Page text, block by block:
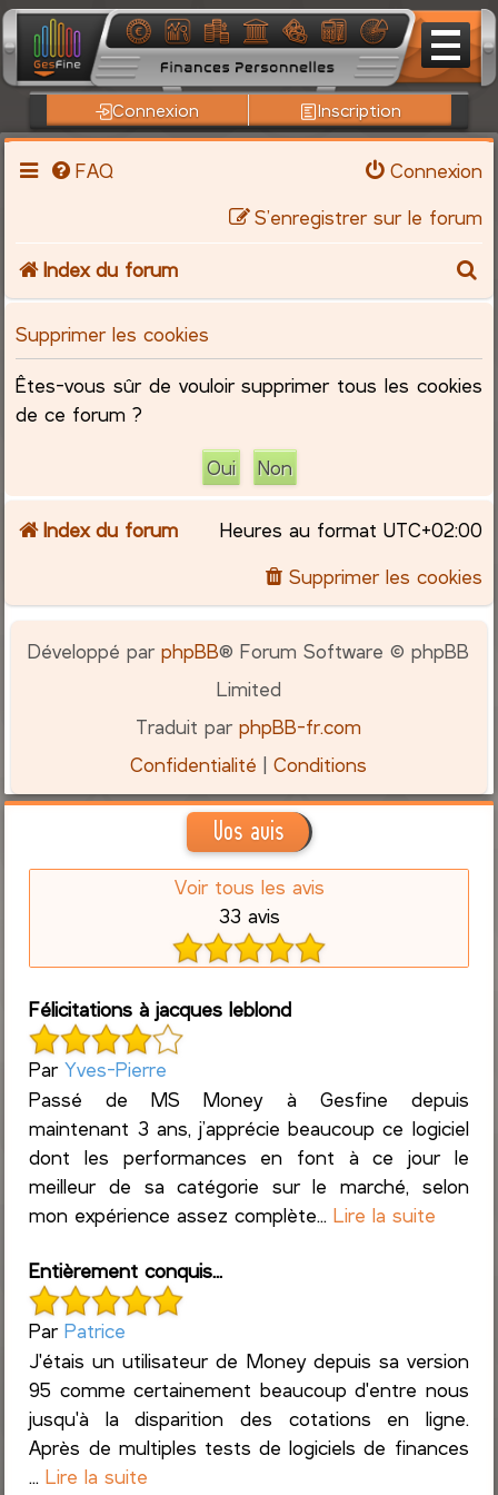
Connexion Inscription
FAQ
Connexion
S’enregistrer sur le forum
Index du forum
c
r
c
h
Supprimer les cookies
Êtes-vous sûr de vouloir supprimer tous les cookies
de ce forum ?
Index du forum Heures au format UTC+02:00
Supprimer les cookies
Développé parphpBB® Forum Software © phpBB
Limited
Traduit parphpBB-fr.com
Confidentialité |Conditions
Vos avis
Voir tous les avis
33 avis
Félicitations à jacques leblond
ParYves-Pierre
Passé de MS Money à Gesfine depuis
maintenant 3 ans, j’apprécie beaucoup ce logiciel
dont les performances en font à ce jour le
meilleur de sa catégorie sur le marché, selon
mon expérience assez complète...Lire la suite
Entièrement conquis...
ParPatrice
J'étais un utilisateur de Money depuis sa version
95 comme certainement beaucoup d'entre nous
jusqu'à la disparition des cotations en ligne.
Après de multiples tests de logiciels de finances
...Lire la suite